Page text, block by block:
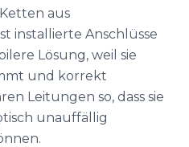
aus
installierte Anschlüsse
Lösung, weil sie
und korrekt
Leitungen so, dass sie
unauffällig